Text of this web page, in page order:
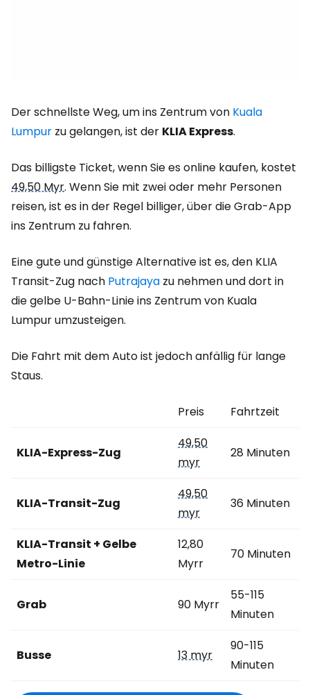
Der schnellste Weg, um ins Zentrum von Kuala
Lumpur zu gelangen, ist der KLIA Express.
Das billigste Ticket, wenn Sie es online kaufen, kostet
49,50 Myr. Wenn Sie mit zwei oder mehr Personen
reisen, ist es in der Regel billiger, über die Grab-App
ins Zentrum zu fahren.
Eine gute und günstige Alternative ist es, den KLIA
Transit-Zug nach Putrajaya zu nehmen und dort in
die gelbe U-Bahn-Linie ins Zentrum von Kuala
Lumpur umzusteigen.
Die Fahrt mit dem Auto ist jedoch anfällig für lange
Staus.
Preis Fahrtzeit
KLIA-Express-Zug
49,50
myr
28 Minuten
KLIA-Transit-Zug
49,50
myr
36 Minuten
KLIA-Transit + Gelbe
Metro-Linie
12,80
Myrr
70 Minuten
Grab 90 Myrr
55-115
Minuten
Busse 13 myr
90-115
Minuten